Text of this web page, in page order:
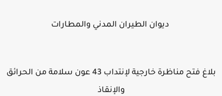
ديوان الطيران المدني والمطارات
بلاغ فتح مناظرة خارجية لإنتداب 43 عون سلامة من الحرائق
والإنقاذ